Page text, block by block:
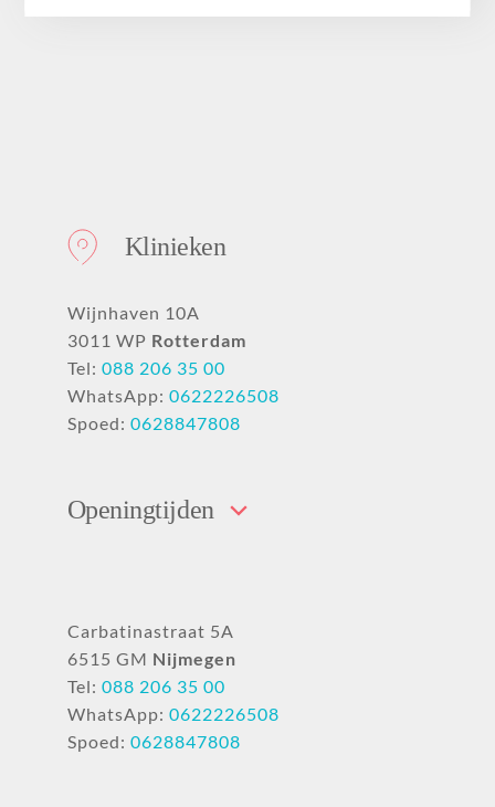
Over ons
Klinieken
Wijnhaven 10A
3011 WP Rotterdam
Tel: 088 206 35 00
WhatsApp: 0622226508
Spoed: 0628847808
Openingtijden
Carbatinastraat 5A
6515 GM Nijmegen
Tel: 088 206 35 00
WhatsApp: 0622226508
Spoed: 0628847808